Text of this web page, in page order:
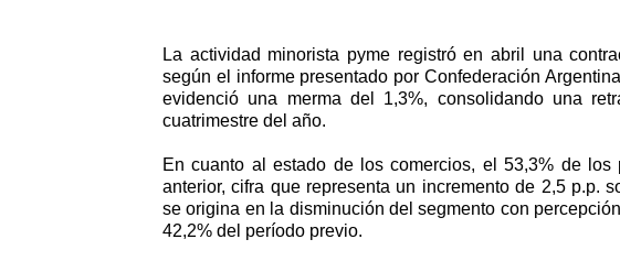
La actividad minorista pyme registró en abril una
según el informe presentado por Confederación
evidenció una merma del 1,3%, consolidando una
cuatrimestre del año.
En cuanto al estado de los comercios, el 53,3% de
anterior, cifra que representa un incremento de 2,5 p.p.
se origina en la disminución del segmento con
42,2% del período previo.